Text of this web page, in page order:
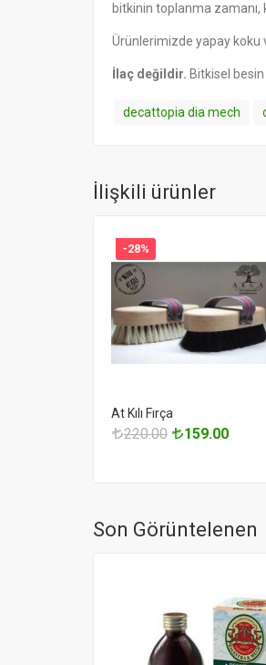
bitkinin toplanma
Ürünlerimizde yapay koku
İlaç değildir. Bitkisel
decattopia dia mech
İlişkili ürünler
-28%
At Kılı Fırça
220.00 159.00
Son Görüntelenen